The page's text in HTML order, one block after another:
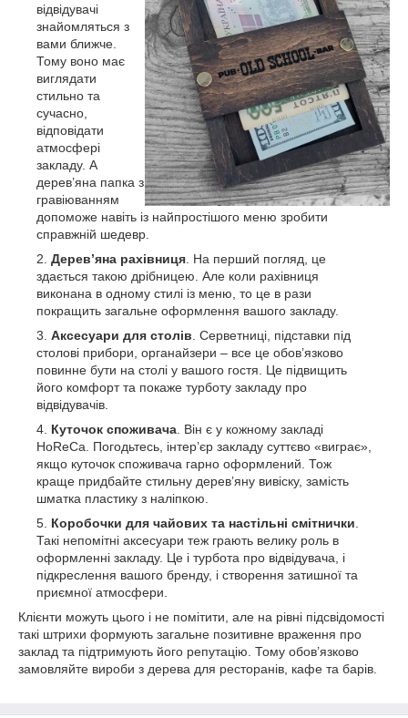
відвідувачі
знайомляться з
вами ближче.
Тому воно має
виглядати
стильно та
сучасно,
відповідати
атмосфері
закладу. А
дерев’яна папка з
гравіюванням
допоможе навіть із найпростішого меню зробити
справжній шедевр.
Дерев’яна рахівниця . На перший погляд, це
здається такою дрібницею. Але коли рахівниця
виконана в одному стилі із меню, то це в рази
покращить загальне оформлення вашого закладу.
Аксесуари для столів . Серветниці, підставки під
столові прибори, органайзери – все це обов’язково
повинне бути на столі у вашого гостя. Це підвищить
його комфорт та покаже турботу закладу про
відвідувачів.
Куточок споживача . Він є у кожному закладі
HoReCa. Погодьтесь, інтер’єр закладу суттєво «виграє»,
якщо куточок споживача гарно оформлений. Тож
краще придбайте стильну дерев’яну вивіску, замість
шматка пластику з наліпкою.
Коробочки для чайових та настільні смітнички
Такі непомітні аксесуари теж грають велику роль в
оформленні закладу. Це і турбота про відвідувача, і
підкреслення вашого бренду, і створення затишної та
приємної атмосфери.
Клієнти можуть цього і не помітити, але на рівні підсвідомості
такі штрихи формують загальне позитивне враження про
заклад та підтримують його репутацію. Тому обов’язково
замовляйте вироби з дерева для ресторанів, кафе та барів.